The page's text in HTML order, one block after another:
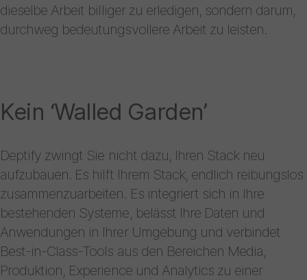
dieselbe Arbeit billiger zu erledigen, sondern darum,
durchweg bedeutungsvollere Arbeit zu leisten.
Kein ‘Walled Garden’
Deptify zwingt Sie nicht dazu, Ihren Stack neu
aufzubauen. Es hilft Ihrem Stack, endlich reibungslos
zusammenzuarbeiten. Es integriert sich in Ihre
bestehenden Systeme, belässt Ihre Daten und
Anwendungen in Ihrer Umgebung und verbindet
Best-in-Class-Tools aus den Bereichen Media,
Produktion, Experience und Analytics zu einer